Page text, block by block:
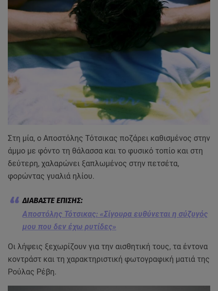
Στη μία, ο Αποστόλης Τότσικας ποζάρει καθισμένος στην
άμμο με φόντο τη θάλασσα και το φυσικό τοπίο και στη
δεύτερη, χαλαρώνει ξαπλωμένος στην πετσέτα,
φορώντας γυαλιά ηλίου.
Αποστόλης Τότσικας: «Σίγουρα ευθύνεται η σύζυγός
μου που δεν έχω ρυτίδες»
Οι λήψεις ξεχωρίζουν για την αισθητική τους, τα έντονα
κοντράστ και τη χαρακτηριστική φωτογραφική ματιά της
Ρούλας Ρέβη.